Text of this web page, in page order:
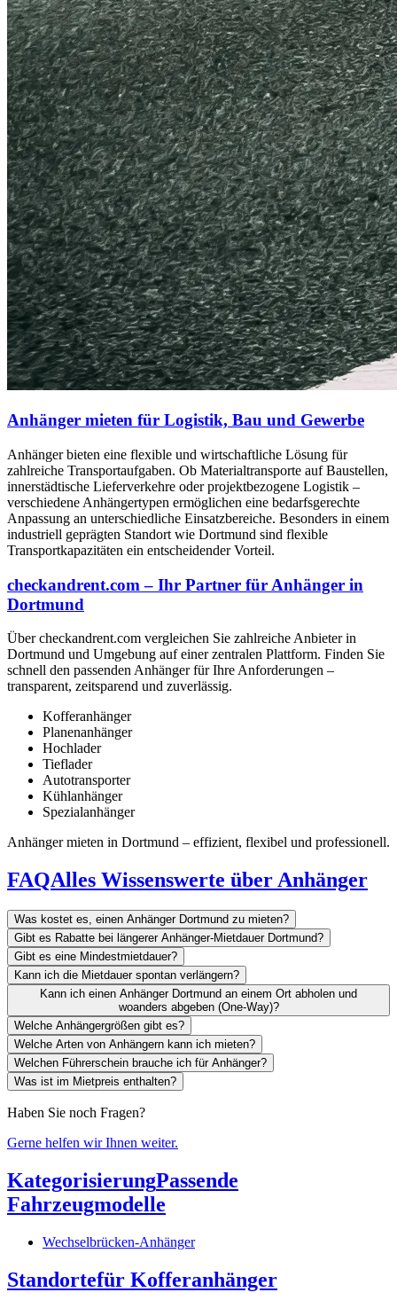
Anhänger mieten für Logistik, Bau und Gewerbe
Anhänger bieten eine flexible und wirtschaftliche Lösung für
zahlreiche Transportaufgaben. Ob Materialtransporte auf Baustellen,
innerstädtische Lieferverkehre oder projektbezogene Logistik –
verschiedene Anhängertypen ermöglichen eine bedarfsgerechte
Anpassung an unterschiedliche Einsatzbereiche. Besonders in einem
industriell geprägten Standort wie Dortmund sind flexible
Transportkapazitäten ein entscheidender Vorteil.
checkandrent.com – Ihr Partner für Anhänger in
Dortmund
Über checkandrent.com vergleichen Sie zahlreiche Anbieter in
Dortmund und Umgebung auf einer zentralen Plattform. Finden Sie
schnell den passenden Anhänger für Ihre Anforderungen –
transparent, zeitsparend und zuverlässig.
Kofferanhänger
Planenanhänger
Hochlader
Tieflader
Autotransporter
Kühlanhänger
Spezialanhänger
Anhänger mieten in Dortmund – effizient, flexibel und professionell.
FAQAlles Wissenswerte über Anhänger
Was kostet es, einen Anhänger Dortmund zu mieten?
Gibt es Rabatte bei längerer Anhänger-Mietdauer Dortmund?
Gibt es eine Mindestmietdauer?
Kann ich die Mietdauer spontan verlängern?
Kann ich einen Anhänger Dortmund an einem Ort abholen und
woanders abgeben (One-Way)?
Welche Anhängergrößen gibt es?
Welche Arten von Anhängern kann ich mieten?
Welchen Führerschein brauche ich für Anhänger?
Was ist im Mietpreis enthalten?
Haben Sie noch Fragen?
Gerne helfen wir Ihnen weiter.
KategorisierungPassende
Fahrzeugmodelle
Wechselbrücken-Anhänger
Standortefür Kofferanhänger